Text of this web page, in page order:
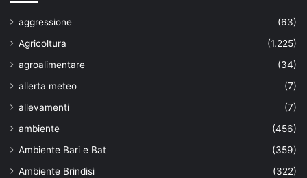
aggressione
(63)
Agricoltura
(1.225)
agroalimentare
(34)
allerta meteo
(7)
allevamenti
(7)
ambiente
(456)
Ambiente Bari e Bat
(359)
Ambiente Brindisi
(322)